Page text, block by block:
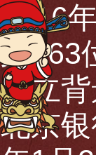
2016
第163
成立
北京